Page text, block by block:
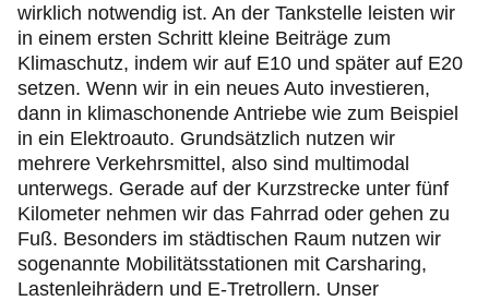
wirklich notwendig ist. An der Tankstelle leisten wir
in einem ersten Schritt kleine Beiträge zum
Klimaschutz, indem wir auf E10 und später auf E20
setzen. Wenn wir in ein neues Auto investieren,
dann in klimaschonende Antriebe wie zum Beispiel
in ein Elektroauto. Grundsätzlich nutzen wir
mehrere Verkehrsmittel, also sind multimodal
unterwegs. Gerade auf der Kurzstrecke unter fünf
Kilometer nehmen wir das Fahrrad oder gehen zu
Fuß. Besonders im städtischen Raum nutzen wir
sogenannte Mobilitätsstationen mit Carsharing,
Lastenleihrädern und E-Tretrollern. Unser